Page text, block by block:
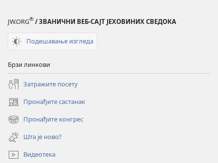
и
и
JW.ORG® / ЗВАНИЧНИ ВЕБ-САЈТ ЈЕХОВИНИХ СВЕДОКА
Подешавање изгледа
Брзи линкови
Затражите посету
Пронађите састанак
(отвара
нови
прозор)
Пронађите конгрес
(отвара
нови
прозор)
Шта је ново?
Видеотека